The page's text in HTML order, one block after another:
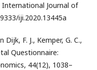
Journal of
iji.2020.13445a
Dijk, F. J., Kemper, G. C.,
Questionnaire:
44(12), 1038–